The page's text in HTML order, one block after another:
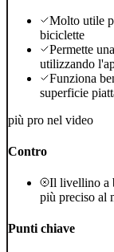
Molto utile
biciclette
Permette
utilizzando
Funziona
superficie
più pro nel video
Contro
Il livellino a
più preciso al
Punti chiave